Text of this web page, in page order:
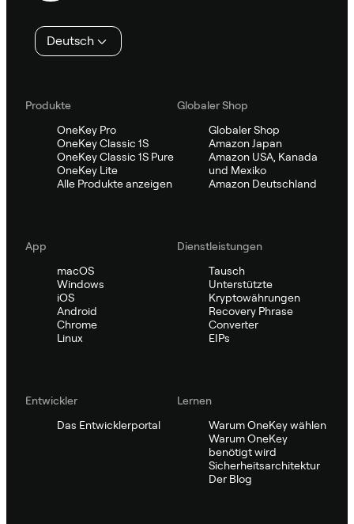
Deutsch
Produkte
OneKey Pro
OneKey Classic 1S
OneKey Classic 1S Pure
OneKey Lite
Alle Produkte anzeigen
Globaler Shop
Globaler Shop
Amazon Japan
Amazon USA, Kanada
und Mexiko
Amazon Deutschland
App
macOS
Windows
iOS
Android
Chrome
Linux
Dienstleistungen
Tausch
Unterstützte
Kryptowährungen
Recovery Phrase
Converter
EIPs
Entwickler
Das Entwicklerportal
Lernen
Warum OneKey wählen
Warum OneKey
benötigt wird
Sicherheitsarchitektur
Der Blog